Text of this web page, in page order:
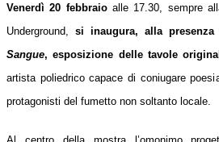
Venerdì 20 febbraioalle 17.30, sempre
Underground, si inaugura, alla presenza
Sangue, esposizione delle tavole
artista poliedrico capace di coniugare
protagonisti del fumetto non soltanto locale.